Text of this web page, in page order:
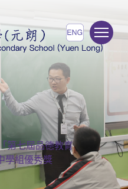
第七屆品德教育
學組優秀獎